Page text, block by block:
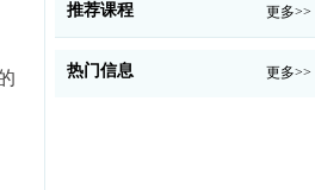
推荐课程 更多>>
热门信息 更多>>